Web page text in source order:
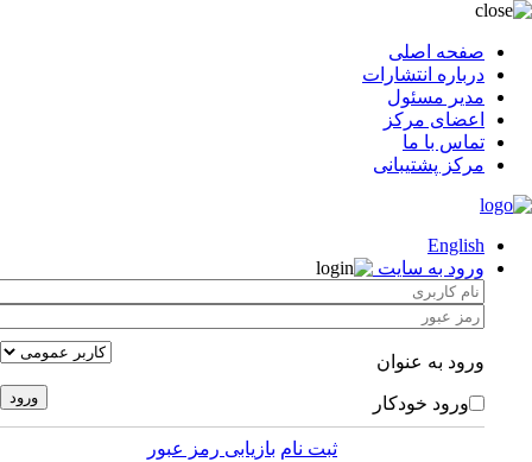
صفحه اصلی
درباره انتشارات
مدیر مسئول
اعضای مرکز
تماس با ما
مرکز پشتیبانی
English
ورود به سایت
ورود به عنوان
ورود خودکار
ثبت نام بازیابی رمز عبور